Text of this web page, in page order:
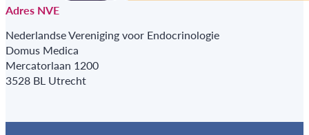
Adres NVE
Nederlandse Vereniging voor Endocrinologie
Domus Medica
Mercatorlaan 1200
3528 BL Utrecht